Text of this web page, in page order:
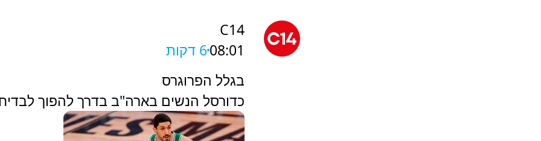
C14
08:016 דקות
בגלל הפרוגרס
כדורסל הנשים בארה"ב בדרך להפוך